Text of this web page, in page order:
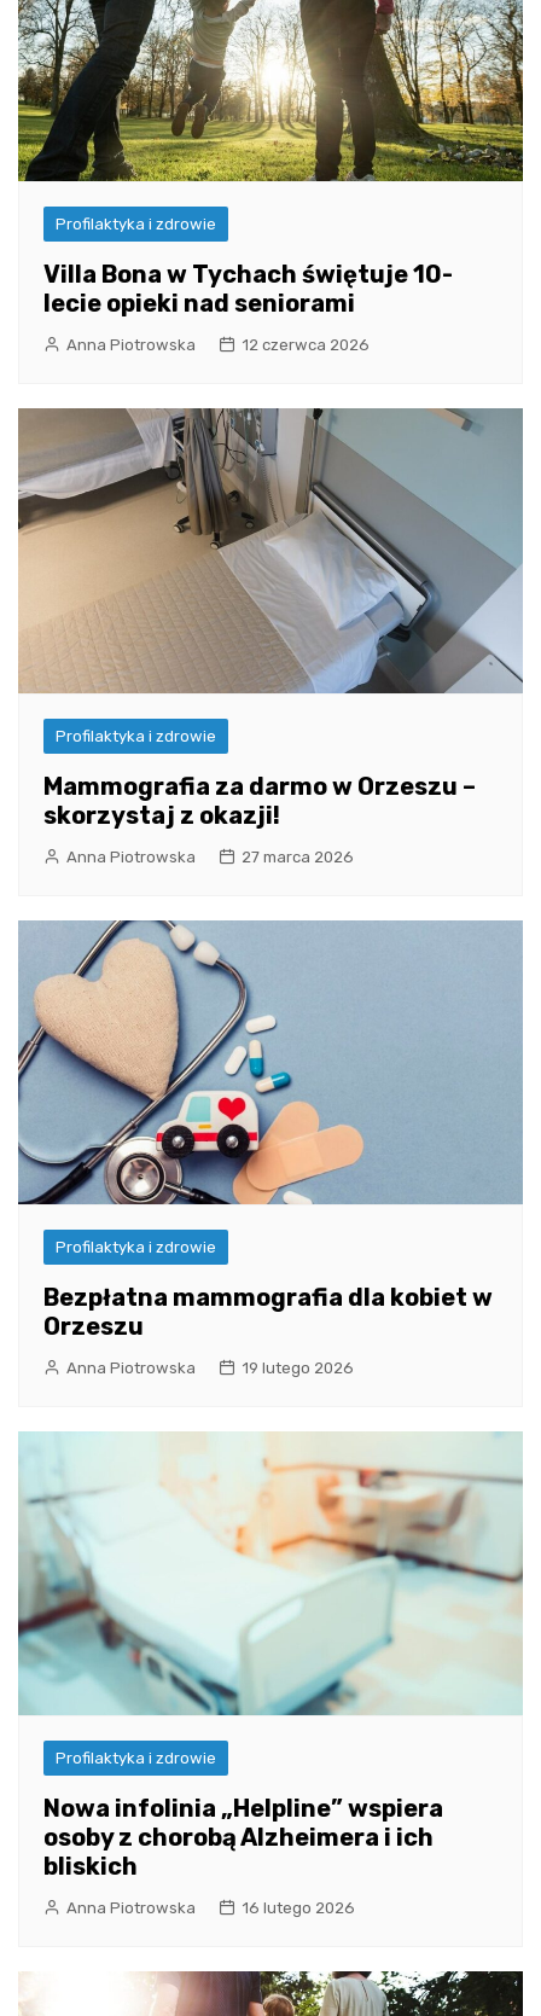
Profilaktyka i zdrowie
Villa Bona w Tychach świętuje 10-
lecie opieki nad seniorami
Anna Piotrowska 12 czerwca 2026
Profilaktyka i zdrowie
Mammografia za darmo w Orzeszu –
skorzystaj z okazji!
Anna Piotrowska 27 marca 2026
Profilaktyka i zdrowie
Bezpłatna mammografia dla kobiet w
Orzeszu
Anna Piotrowska 19 lutego 2026
Profilaktyka i zdrowie
Nowa infolinia „Helpline” wspiera
osoby z chorobą Alzheimera i ich
bliskich
Anna Piotrowska 16 lutego 2026